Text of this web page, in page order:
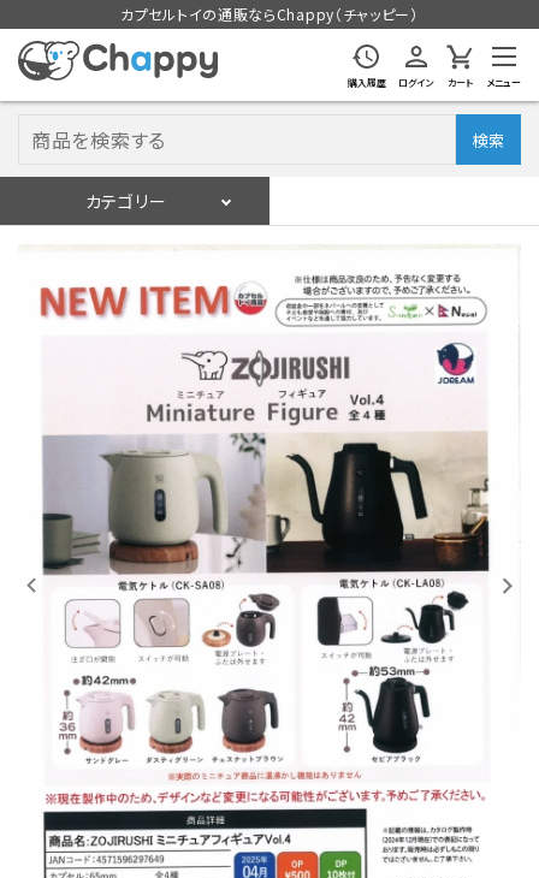
カプセルトイの通販ならChappy（チャッピー）
購入履歴 ログイン カート メニュー
検索
カテゴリー
ログイン 会員登録
入荷スケジュールをチェック
カプセルトイマシン本体
カプセルトイ
販促用空カプセル
レンタル
景品・玩具・文具
販促用カプセルトイ
よくあるご質問